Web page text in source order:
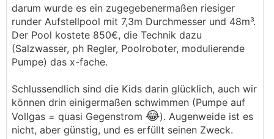
..
darum wurde es ein zugegebenermaßen riesiger
runder Aufstellpool mit 7,3m Durchmesser und 48m³.
Der Pool kostete 850€, die Technik dazu
(Salzwasser, ph Regler, Poolroboter, modulierende
Pumpe) das x-fache.
Schlussendlich sind die Kids darin glücklich, auch wir
können drin einigermaßen schwimmen (Pumpe auf
Vollgas = quasi Gegenstrom 😂). Augenweide ist es
nicht, aber günstig, und es erfüllt seinen Zweck.